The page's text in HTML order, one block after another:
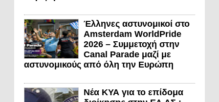
Έλληνες αστυνομικοί στο
Amsterdam WorldPride
2026 – Συμμετοχή στην
Canal Parade μαζί με
αστυνομικούς από όλη την Ευρώπη
Νέα ΚΥΑ για το επίδομα